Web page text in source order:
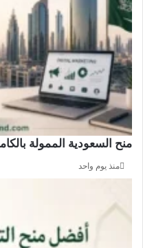
منح السعودية الممولة
منذ يوم واحد